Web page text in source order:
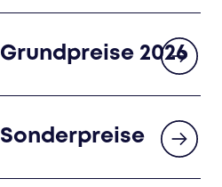
2026
Sonderpreise